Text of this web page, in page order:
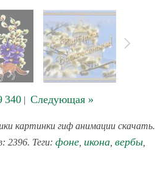
340| Следующая »
картинки гиф анимации скачать.
2396. Теги: фоне икона вербы